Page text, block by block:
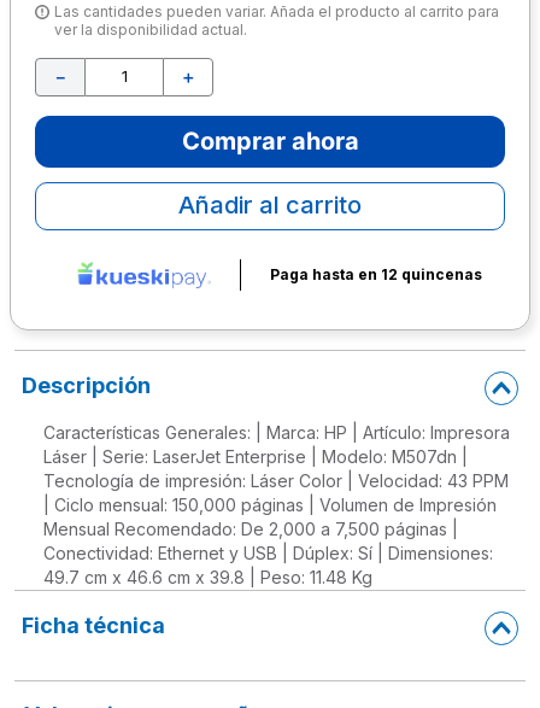
Las cantidades pueden variar. Añada el producto al carrito para
ver la disponibilidad actual.
＋
－
Comprar ahora
Añadir al carrito
Paga hasta en 12 quincenas
Descripción
Características Generales: | Marca: HP | Artículo: Impresora
Láser | Serie: LaserJet Enterprise | Modelo: M507dn |
Tecnología de impresión: Láser Color | Velocidad: 43 PPM
| Ciclo mensual: 150,000 páginas | Volumen de Impresión
Mensual Recomendado: De 2,000 a 7,500 páginas |
Conectividad: Ethernet y USB | Dúplex: Sí | Dimensiones:
49.7 cm x 46.6 cm x 39.8 | Peso: 11.48 Kg
Ficha técnica